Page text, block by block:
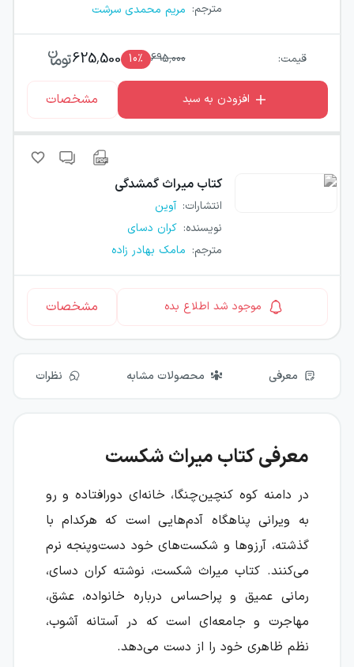
مترجم: مریم محمدی سرشت
قیمت: 695,000
10٪ 625,500
افزودن به سبد مشخصات
کتاب میراث گمشدگی
انتشارات: آوین
نویسنده: کران دسای
مترجم: مامک بهادر زاده
موجود شد اطلاع بده مشخصات
معرفی محصولات مشابه نظرات
معرفی کتاب میراث شکست
در دامنه کوه کنچین‌چنگا، خانه‌ای دورافتاده و رو
به ویرانی پناهگاه آدم‌هایی است که هرکدام با
گذشته، آرزوها و شکست‌های خود دست‌وپنجه نرم
می‌کنند. کتاب میراث شکست، نوشته کران دسای،
رمانی عمیق و پراحساس درباره خانواده، عشق،
مهاجرت و جامعه‌ای است که در آستانه آشوب،
نظم ظاهری خود را از دست می‌دهد.